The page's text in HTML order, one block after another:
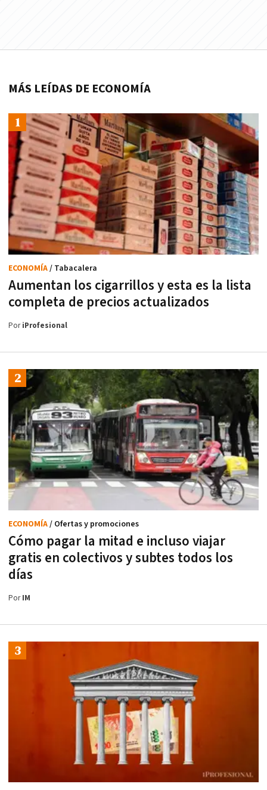
MÁS LEÍDAS DE ECONOMÍA
Aumentan los cigarrillos y esta es la lista
completa de precios actualizados
ECONOMÍA/ Tabacalera
PoriProfesional
Cómo pagar la mitad e incluso viajar
gratis en colectivos y subtes todos los
días
ECONOMÍA/ Ofertas y promociones
PorIM